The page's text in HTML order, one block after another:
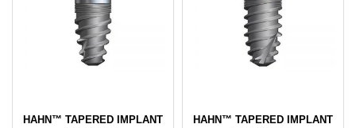
HAHN™ TAPERED IMPLANT
HAHN™ TAPERED IMPLANT